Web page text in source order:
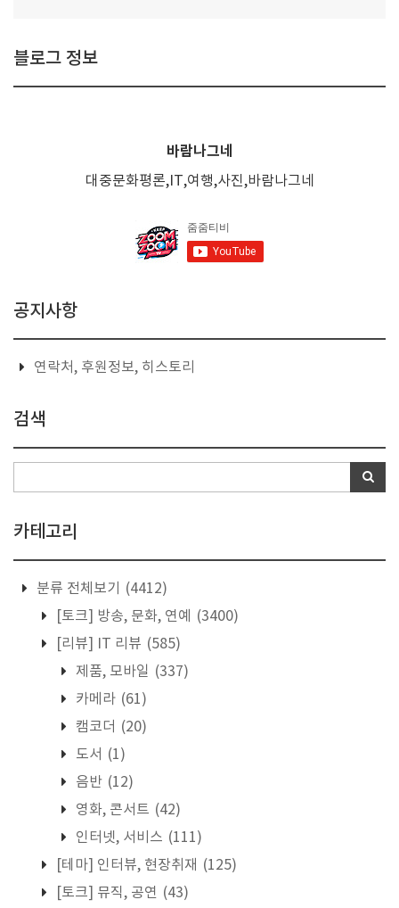
블로그 정보
바람나그네
대중문화평론,IT,여행,사진,바람나그네
공지사항
연락처, 후원정보, 히스토리
검색
카테고리
분류 전체보기
(4412)
[토크] 방송, 문화, 연예
(3400)
[리뷰] IT 리뷰 (585)
제품, 모바일 (337)
카메라 (61)
캠코더 (20)
도서 (1)
음반 (12)
영화, 콘서트 (42)
인터넷, 서비스 (111)
[테마] 인터뷰, 현장취재 (125)
[토크] 뮤직, 공연 (43)